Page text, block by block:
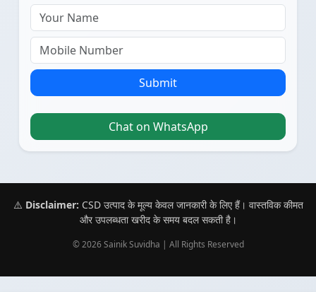
Submit
Chat on WhatsApp
⚠️ Disclaimer: CSD उत्पाद के मूल्य केवल जानकारी के लिए हैं। वास्तविक कीमत
और उपलब्धता खरीद के समय बदल सकती है।
© 2026 Sainik Suvidha | All Rights Reserved